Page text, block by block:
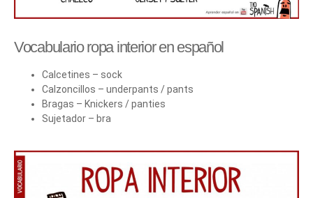
Vocabulario ropa interior en español
Calcetines – sock
Calzoncillos – underpants / pants
Bragas – Knickers / panties
Sujetador – bra